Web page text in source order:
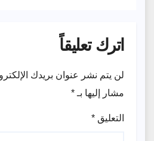
اترك تعليقاً
لن يتم نشر عنوان بريدك
مشار إليها بـ *
التعليق *